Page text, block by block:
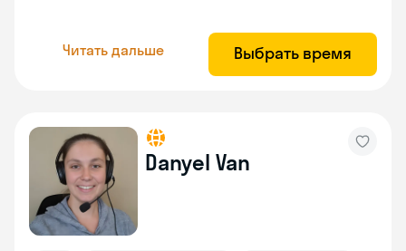
Читать дальше Выбрать время
Danyel Van